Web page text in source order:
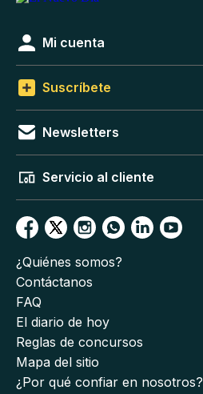
Mi cuenta
Suscríbete
Newsletters
Servicio al cliente
¿Quiénes somos?
Contáctanos
FAQ
El diario de hoy
Reglas de concursos
Mapa del sitio
¿Por qué confiar en nosotros?